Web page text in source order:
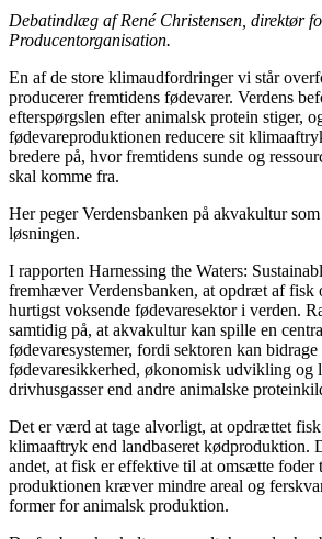
Debatindlæg af René Christensen, direktør
Producentorganisation.
En af de store klimaudfordringer vi står
producerer fremtidens fødevarer. Verdens
efterspørgslen efter animalsk protein stiger,
fødevareproduktionen reducere sit
bredere på, hvor fremtidens sunde og
skal komme fra.
Her peger Verdensbanken på akvakultur
løsningen.
I rapporten Harnessing the Waters:
fremhæver Verdensbanken, at opdræt af fisk
hurtigst voksende fødevaresektor i verden.
samtidig på, at akvakultur kan spille en
fødevaresystemer, fordi sektoren kan
fødevaresikkerhed, økonomisk udvikling og
drivhusgasser end andre animalske
Det er værd at tage alvorligt, at opdrættet fisk
klimaaftryk end landbaseret kødproduktion.
andet, at fisk er effektive til at omsætte foder
produktionen kræver mindre areal og
former for animalsk produktion.